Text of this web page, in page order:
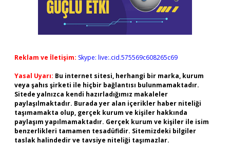
Reklam ve İletişim: Skype: live:.cid.575569c608265c69
Yasal Uyarı: Bu internet sitesi, herhangi bir marka, kurum
veya şahıs şirketi ile hiçbir bağlantısı bulunmamaktadır.
Sitede yalnızca kendi hazırladığımız makaleler
paylaşılmaktadır. Burada yer alan içerikler haber niteliği
taşımamakta olup, gerçek kurum ve kişiler hakkında
paylaşım yapılmamaktadır. Gerçek kurum ve kişiler ile isim
benzerlikleri tamamen tesadüfidir. Sitemizdeki bilgiler
taslak halindedir ve tavsiye niteliği taşımazlar.